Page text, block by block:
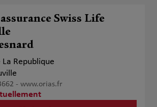
Swiss Life
Republique
- www.orias.fr